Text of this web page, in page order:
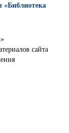
«Библиотека
сайта